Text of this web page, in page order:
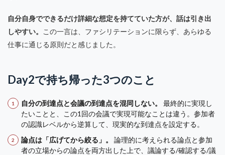
自分自身でできるだけ詳細な想定を持てていた方が、話は引き出
しやすい。
この一言は、ファシリテーションに限らず、あらゆる
仕事に通じる原則だと感じました。
Day2で持ち帰った3つのこと
自分の到達点と会議の到達点を混同しない。
最終的に実現し
たいことと、この1回の会議で実現可能なことは違う。参加者
の認識レベルから逆算して、現実的な到達点を設定する。
論点は「広げてから絞る」。
論理的に考えられる論点と参加
者の立場からの論点を両方出した上で、議論する/確認する/議